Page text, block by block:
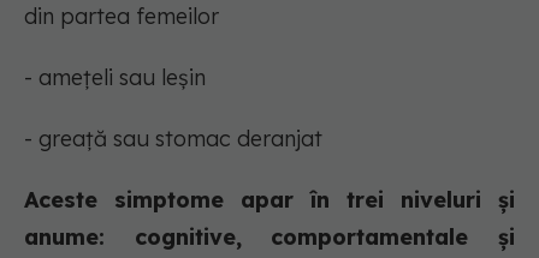
din partea femeilor
- amețeli sau leșin
- greață sau stomac deranjat
Aceste simptome apar în trei niveluri și
anume: cognitive, comportamentale și